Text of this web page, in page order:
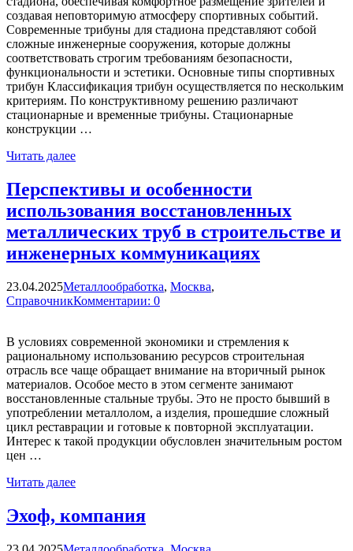
создавая неповторимую атмосферу спортивных событий.
Современные трибуны для стадиона представляют собой
сложные инженерные сооружения, которые должны
соответствовать строгим требованиям безопасности,
функциональности и эстетики. Основные типы спортивных
трибун Классификация трибун осуществляется по нескольким
критериям. По конструктивному решению различают
стационарные и временные трибуны. Стационарные
конструкции …
Читать далее
Перспективы и особенности
использования восстановленных
металлических труб в строительстве и
инженерных коммуникациях
23.04.2025Металлообработка, Москва,
СправочникКомментарии: 0
В условиях современной экономики и стремления к
рациональному использованию ресурсов строительная
отрасль все чаще обращает внимание на вторичный рынок
материалов. Особое место в этом сегменте занимают
восстановленные стальные трубы. Это не просто бывший в
употреблении металлолом, а изделия, прошедшие сложный
цикл реставрации и готовые к повторной эксплуатации.
Интерес к такой продукции обусловлен значительным ростом
цен …
Читать далее
Эхоф, компания